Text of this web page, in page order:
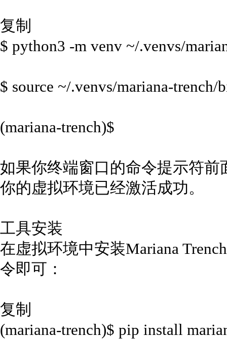
复制
$ python3 -m venv ~/.venvs/
$ source ~/.venvs/mariana-trench/
(mariana-trench)$
如果你终端窗口的命令提示符
你的虚拟环境已经激活成功。
工具安装
在虚拟环境中安装Mariana
令即可：
复制
(mariana-trench)$ pip install